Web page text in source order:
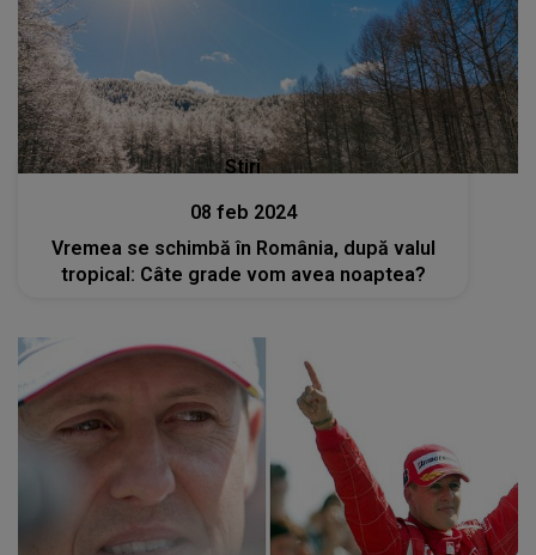
Stiri
08 feb 2024
Vremea se schimbă în România, după valul
tropical: Câte grade vom avea noaptea?